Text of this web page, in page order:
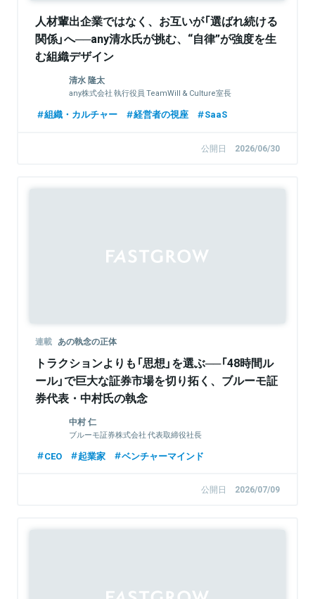
人材輩出企業ではなく、お互いが「選ばれ続ける
関係」へ──any清水氏が挑む、“自律”が強度を生
む組織デザイン
清水 隆太
any株式会社 執行役員 TeamWill & Culture室長
組織・カルチャー 経営者の視座 SaaS
公開日 2026/06/30
連載 あの執念の正体
トラクションよりも「思想」を選ぶ──「48時間ル
ール」で巨大な証券市場を切り拓く、ブルーモ証
券代表・中村氏の執念
中村 仁
ブルーモ証券株式会社 代表取締役社長
CEO 起業家 ベンチャーマインド
公開日 2026/07/09